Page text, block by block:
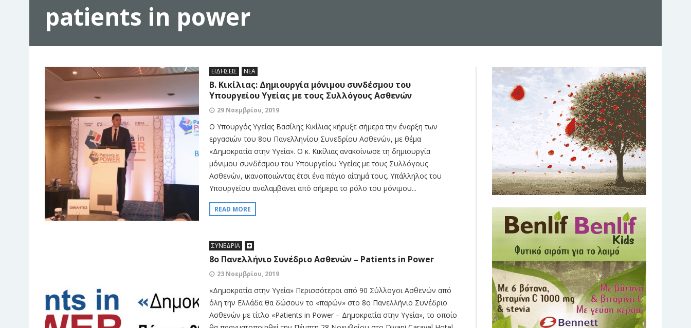
patients in power
ΕΙΔΗΣΕΙΣ ΝΕΑ
Β. Κικίλιας: Δημιουργία μόνιμου συνδέσμου του
Υπουργείου Υγείας με τους Συλλόγους Ασθενών
29 Νοεμβρίου, 2019
Ο Υπουργός Υγείας Βασίλης Κικίλιας κήρυξε σήμερα την έναρξη των
εργασιών του 8ου Πανελληνίου Συνεδρίου Ασθενών, με θέμα
«Δημοκρατία στην Υγεία». Ο κ. Κικίλιας ανακοίνωσε τη δημιουργία
μόνιμου συνδέσμου του Υπουργείου Υγείας με τους Συλλόγους
Ασθενών, ικανοποιώντας έτσι ένα πάγιο αίτημά τους. Υπάλληλος του
Υπουργείου αναλαμβάνει από σήμερα το ρόλο του μόνιμου...
READ MORE
ΣΥΝΕΔΡΙΑ
8ο Πανελλήνιο Συνέδριο Ασθενών – Patients in Power
23 Νοεμβρίου, 2019
«Δημοκρατία στην Υγεία» Περισσότεροι από 90 Σύλλογοι Ασθενών από
όλη την Ελλάδα θα δώσουν το «παρών» στο 8ο Πανελλήνιο Συνέδριο
Ασθενών με τίτλο «Patients in Power – Δημοκρατία στην Υγεία», το οποίο